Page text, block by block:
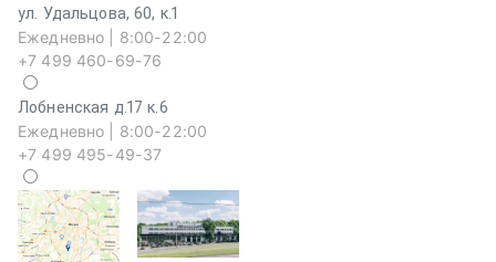
ул. Удальцова, 60, к.1
Ежедневно | 8:00-22:00
+7 499 460-69-76
Лобненская д.17 к.6
Ежедневно | 8:00-22:00
+7 499 495-49-37